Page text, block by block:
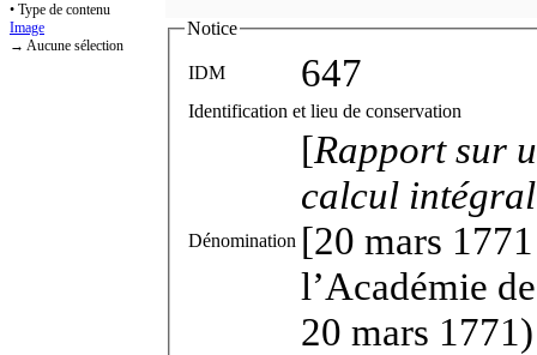
• Type de contenu
Image
→ Aucune sélection
Notice
IDM 647
Identification et lieu de conservation
Dénomination
[Rapport sur
calcul intégral
[20 mars
l’Académie
20 mars 1771)